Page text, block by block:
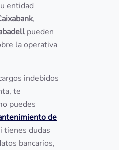
entidad
,
pueden
la operativa
indebidos
te
puedes
de
tienes dudas
bancarios,